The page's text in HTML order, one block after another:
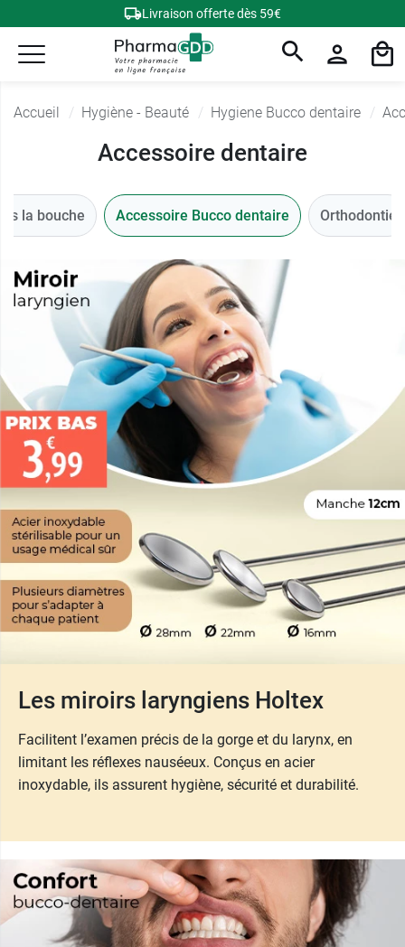
Livraison offerte dès 59€
Accueil Hygiène - Beauté Hygiene Bucco dentaire
Accessoire dentaire
la bouche Accessoire Bucco dentaire Orthodontie
Les miroirs laryngiens Holtex
Facilitent l’examen précis de la gorge et du larynx, en
limitant les réflexes nauséeux. Conçus en acier
inoxydable, ils assurent hygiène, sécurité et durabilité.